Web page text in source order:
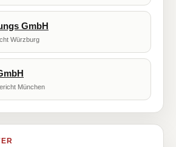
GmbH
Würzburg
München